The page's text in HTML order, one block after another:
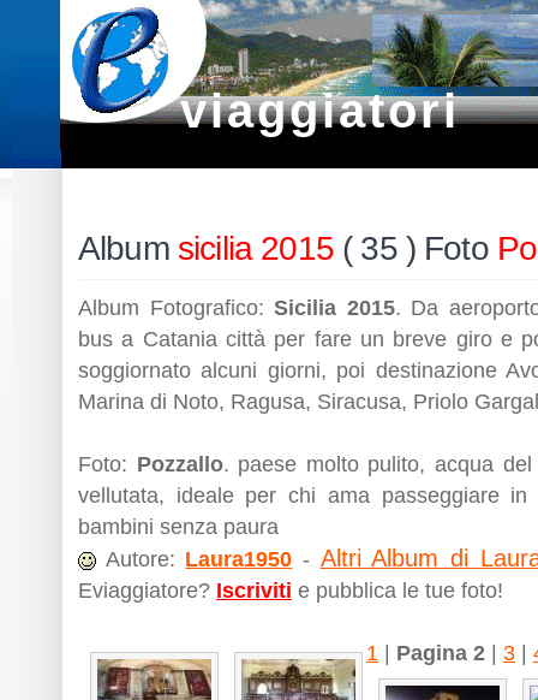
viaggiatori
Album sicilia 2015( 35 ) Foto
Album Fotografico:Sicilia 2015. Da
bus a Catania città per fare un breve giro e
soggiornato alcuni giorni, poi destinazione
Marina di Noto, Ragusa, Siracusa, Priolo
Foto: Pozzallo. paese molto pulito, acqua
vellutata, ideale per chi ama passeggiare
bambini senza paura
Autore: Laura1950 - Altri Album di
Eviaggiatore? Iscriviti e pubblica le tue foto!
1 | Pagina 2 | 3 |